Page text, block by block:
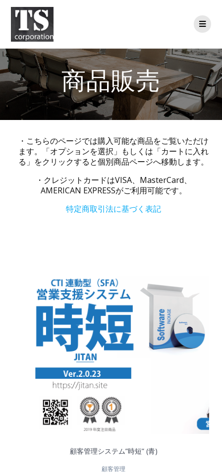
商品販売
・こちらのページでは購入可能な商品をご覧いただけ
ます。「オプションを選択」もしくは「カートに入れ
る」をクリックすると個別商品ページへ移動します。
・クレジットカードはVISA、MasterCard、
AMERICAN EXPRESSがご利用可能です。
特定商取引法に基づく表記
顧客管理システム”時短” (青)
顧客管理